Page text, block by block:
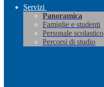
Servizi
Panoramica
Famiglie e studenti
Personale scolastico
Percorsi di studio